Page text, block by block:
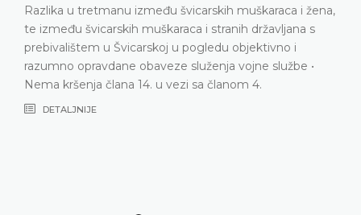
efikasna zaštita od diskriminacije na osnovu spola u
kontekstu zapošljavanja i jednake naknade • Kršenje
člana 14. Evropske konvencije za zaštitu ljudskih prava i
osnovnih sloboda u vezi sa članom 8. Evropske
konvencije
DETALJNIJE